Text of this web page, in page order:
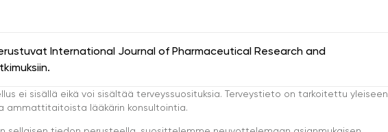
International Journal of Pharmaceutical Research and
ei sisällä eikä voi sisältää terveyssuosituksia. Terveystieto on tarkoitettu yleiseen
ammattitaitoista lääkärin konsultointia.